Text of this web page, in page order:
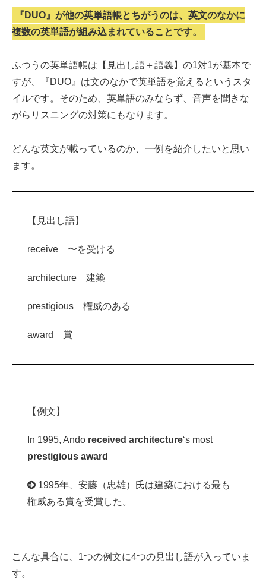
『DUO』が他の英単語帳とちがうのは、英文のなかに
複数の英単語が組み込まれていることです。
ふつうの英単語帳は【見出し語＋語義】の1対1が基本で
すが、『DUO』は文のなかで英単語を覚えるというスタ
イルです。そのため、英単語のみならず、音声を聞きな
がらリスニングの対策にもなります。
どんな英文が載っているのか、一例を紹介したいと思い
ます。
【見出し語】
receive 〜を受ける
architecture 建築
prestigious 権威のある
award 賞
【例文】
In 1995, Ando received architecture‘s most
prestigious award
1995年、安藤（忠雄）氏は建築における最も
権威ある賞を受賞した。
こんな具合に、1つの例文に4つの見出し語が入っていま
す。